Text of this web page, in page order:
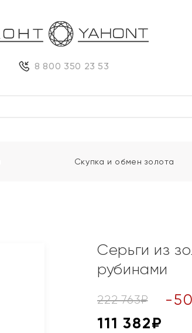
8 800 350 23 53
Скупка и обмен золота
Серьги из
рубинами
222 763₽ -50
111 382₽